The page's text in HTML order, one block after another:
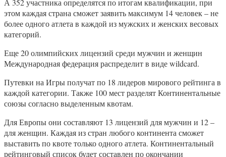
А 352 участника определятся по итогам квалификации, при
этом каждая страна сможет заявить максимум 14 человек – не
более одного атлета в каждой из мужских и женских весовых
категорий.
Еще 20 олимпийских лицензий среди мужчин и женщин
Международная федерация распределит в виде wildcard.
Путевки на Игры получат по 18 лидеров мирового рейтинга в
каждой категории. Также 100 мест разделят Континентальные
союзы согласно выделенным квотам.
Для Европы они составляют 13 лицензий для мужчин и 12 –
для женщин. Каждая из стран любого континента сможет
выставить по квоте только одного атлета. Континентальный
рейтинговый список будет составлен по окончании